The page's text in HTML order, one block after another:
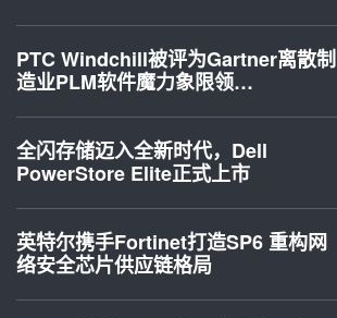
PTC Windchill被评为Gartner离散制
造业PLM软件魔力象限领…
全闪存储迈入全新时代，Dell
PowerStore Elite正式上市
英特尔携手Fortinet打造SP6 重构网
络安全芯片供应链格局